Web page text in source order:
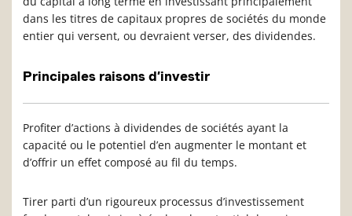
dans les titres de capitaux propres de sociétés du monde
entier qui versent, ou devraient verser, des dividendes.
Principales raisons d’investir
Profiter d’actions à dividendes de sociétés ayant la
capacité ou le potentiel d’en augmenter le montant et
d’offrir un effet composé au fil du temps.
Tirer parti d’un rigoureux processus d’investissement